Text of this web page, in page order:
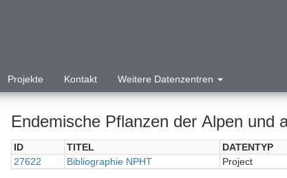
Projekte Kontakt Weitere Datenzentren
Endemische Pflanzen der Alpen und
ID TITEL DATENTYP
27622
Bibliographie NPHT Project